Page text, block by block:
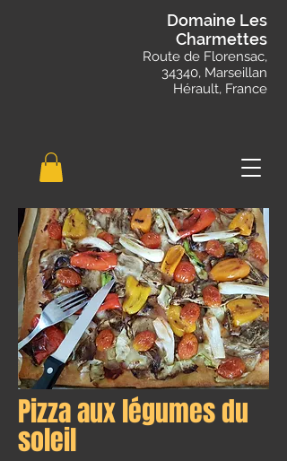
Domaine Les
Charmettes
Route de Florensac,
34340, Marseillan
Hérault, France
Pizza aux légumes du
soleil